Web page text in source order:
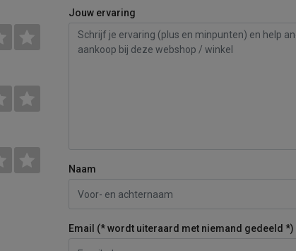
Jouw ervaring
Naam
Email (* wordt uiteraard met niemand gedeeld *)